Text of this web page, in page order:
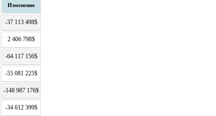
Изменение
-37 113 498$
2 406 798$
-64 117 156$
-55 081 225$
-148 987 176$
-34 612 399$